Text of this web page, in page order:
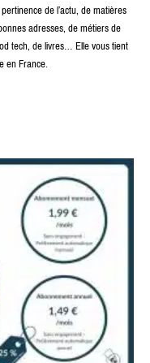
de l’actu, de matières
adresses, de métiers de
tech, de livres… Elle vous tient
en France.